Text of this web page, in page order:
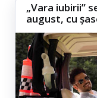
„Vara iubirii”
august, cu